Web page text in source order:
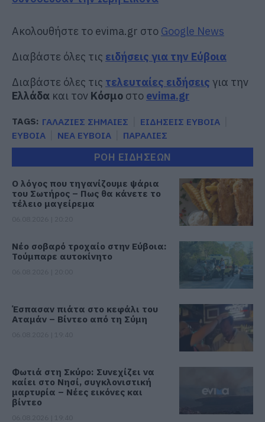
Ακολουθήστε το evima.gr στο Google News
Διαβάστε όλες τις ειδήσεις για την Εύβοια
Διαβάστε όλες τις τελευταίες ειδήσεις για την
Ελλάδα και τον Κόσμο στο evima.gr
TAGS: ΓΑΛΑΖΙΕΣ ΣΗΜΑΙΕΣ
ΕΙΔΗΣΕΙΣ ΕΥΒΟΙΑ
ΕΥΒΟΙΑ
ΝΕΑ ΕΥΒΟΙΑ ΠΑΡΑΛΙΕΣ
ΡΟΗ ΕΙΔΗΣΕΩΝ
Ο λόγος που τηγανίζουμε ψάρια
του Σωτήρος – Πως θα κάνετε το
τέλειο μαγείρεμα
Νέο σοβαρό τροχαίο στην Εύβοια:
Τούμπαρε αυτοκίνητο
Έσπασαν πιάτα στο κεφάλι του
Αταμάν – Βίντεο από τη Σύμη
Φωτιά στη Σκύρο: Συνεχίζει να
καίει στο Νησί, συγκλονιστική
μαρτυρία – Νέες εικόνες και
βίντεο